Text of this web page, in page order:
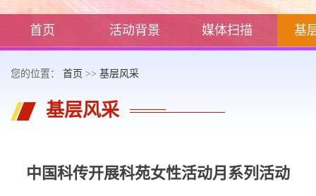
首页 活动背景 媒体扫描 基
您的位置： 首页 >> 基层风采
基层风采
中国科传开展科苑女性活动月系列活动